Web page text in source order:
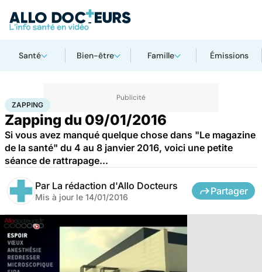
Santé Bien-être Famille Émissions
AccueilSanté
ZAPPING
Zapping du 09/01/2016
Si vous avez manqué quelque chose dans "Le magazine
de la santé" du 4 au 8 janvier 2016, voici une petite
séance de rattrapage...
Par La rédaction d'Allo Docteurs
Mis à jour le 14/01/2016
Partager